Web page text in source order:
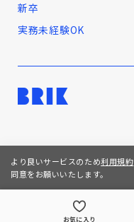
お気に入り
新卒
実務未経験OK
より良いサービスのため利用規約
同意をお願いいたします。